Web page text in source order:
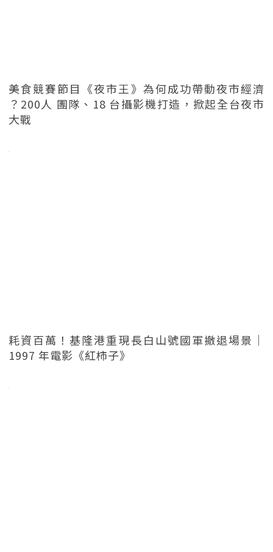
美食競賽節目《夜市王》為何成功帶動夜市經濟
？200人 團隊、18 台攝影機打造，掀起全台夜市
大戰
耗資百萬！基隆港重現長白山號國軍撤退場景｜
1997 年電影《紅柿子》